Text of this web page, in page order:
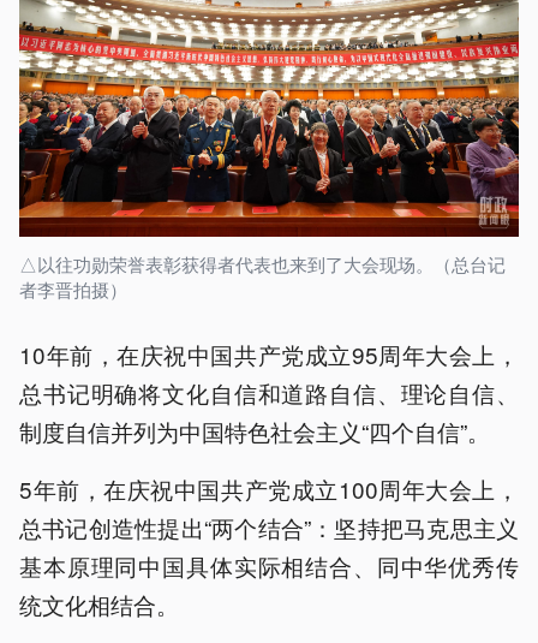
△以往功勋荣誉表彰获得者代表也来到了大会现场。（总台记
者李晋拍摄）
10年前，在庆祝中国共产党成立95周年大会上，
总书记明确将文化自信和道路自信、理论自信、
制度自信并列为中国特色社会主义“四个自信”。
5年前，在庆祝中国共产党成立100周年大会上，
总书记创造性提出“两个结合”：坚持把马克思主义
基本原理同中国具体实际相结合、同中华优秀传
统文化相结合。